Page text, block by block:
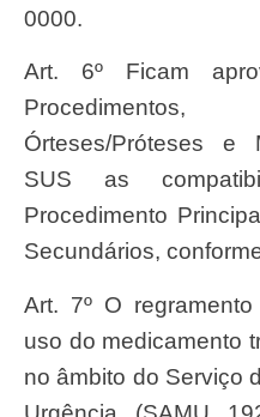
0000.
Art. 6º Ficam aprovadas na Tabela de
Órteses/Próteses e
SUS as
Procedimento
Secundários,
Art. 7º O regramento do financiamento e do
uso do medicamento
no âmbito do Serviço